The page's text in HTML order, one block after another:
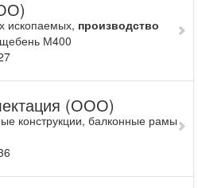
ископаемых, производство
М400
(ООО)
конструкции, балконные рамы